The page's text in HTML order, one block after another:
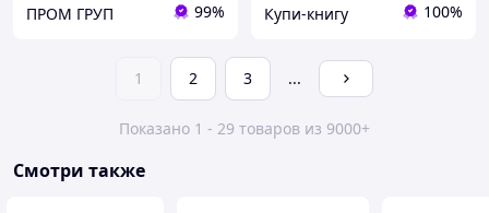
ПРОМ ГРУП 99% Купи-книгу 100%
1 2 3 ...
Показано 1 - 29 товаров из 9000+
Смотри также